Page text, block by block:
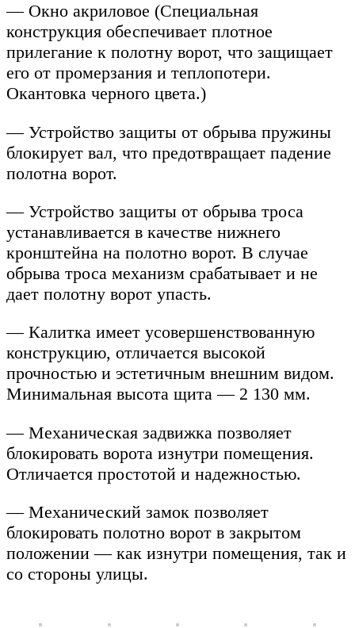
— Окно акриловое (Специальная
конструкция обеспечивает плотное
прилегание к полотну ворот, что защищает
его от промерзания и теплопотери.
Окантовка черного цвета.)
— Устройство защиты от обрыва пружины
блокирует вал, что предотвращает падение
полотна ворот.
— Устройство защиты от обрыва троса
устанавливается в качестве нижнего
кронштейна на полотно ворот. В случае
обрыва троса механизм срабатывает и не
дает полотну ворот упасть.
— Калитка имеет усовершенствованную
конструкцию, отличается высокой
прочностью и эстетичным внешним видом.
Минимальная высота щита — 2 130 мм.
— Механическая задвижка позволяет
блокировать ворота изнутри помещения.
Отличается простотой и надежностью.
— Механический замок позволяет
блокировать полотно ворот в закрытом
положении — как изнутри помещения, так и
со стороны улицы.